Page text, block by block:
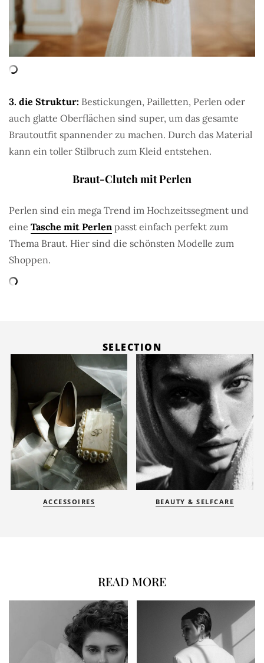
3. die Struktur: Bestickungen, Pailletten, Perlen oder
auch glatte Oberflächen sind super, um das gesamte
Brautoutfit spannender zu machen. Durch das Material
kann ein toller Stilbruch zum Kleid entstehen.
Braut-Clutch mit Perlen
Perlen sind ein mega Trend im Hochzeitssegment und
eine Tasche mit Perlen passt einfach perfekt zum
Thema Braut. Hier sind die schönsten Modelle zum
Shoppen.
SELECTION
BEAUTY & SELFCARE BRAUTMODE
READ MORE